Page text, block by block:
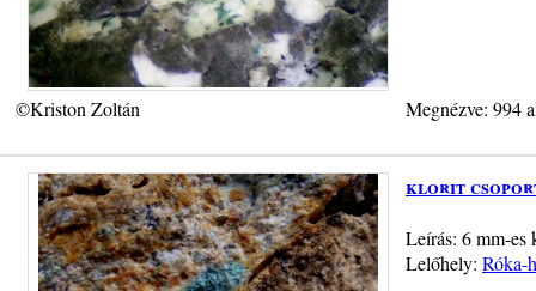
©Kriston Zoltán Megnézve: 994
klorit
Leírás: 6 mm-es
Lelőhely: Róka-